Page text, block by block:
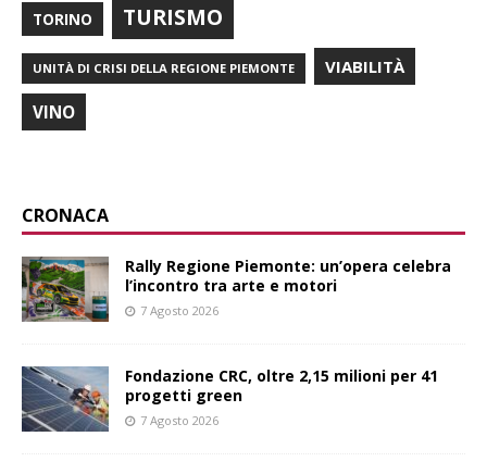
TORINO TURISMO
UNITÀ DI CRISI DELLA REGIONE PIEMONTE VIABILITÀ
VINO
CRONACA
Rally Regione Piemonte: un’opera celebra
l’incontro tra arte e motori
7 Agosto 2026
Fondazione CRC, oltre 2,15 milioni per 41
progetti green
7 Agosto 2026